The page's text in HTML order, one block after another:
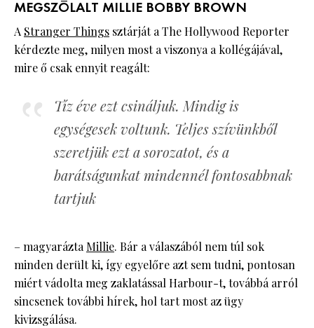
MEGSZÓLALT MILLIE BOBBY BROWN
A Stranger Things sztárját a The Hollywood Reporter
kérdezte meg, milyen most a viszonya a kollégájával,
mire ő csak ennyit reagált:
Tíz éve ezt csináljuk. Mindig is
egységesek voltunk. Teljes szívünkből
szeretjük ezt a sorozatot, és a
barátságunkat mindennél fontosabbnak
tartjuk
– magyaráztaMillie. Bár a válaszából nem túl sok
minden derült ki, így egyelőre azt sem tudni, pontosan
miért vádolta meg zaklatással Harbour-t, továbbá arról
sincsenek további hírek, hol tart most az ügy
kivizsgálása.